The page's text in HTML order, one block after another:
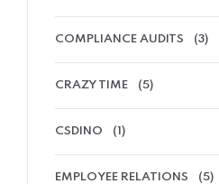
COMPLIANCE AUDITS (3)
CRAZY TIME (5)
CSDINO (1)
EMPLOYEE RELATIONS (5)